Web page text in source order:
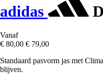
adidas
Vanaf
€ 80,00 € 79,00
Standaard pasvorm jas met
blijven.